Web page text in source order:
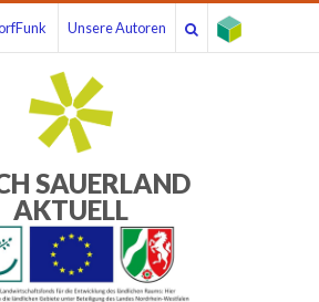
Unsere Autoren
SAUERLAND
AKTUELL